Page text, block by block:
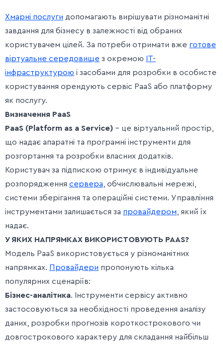
Хмарні послуги допомагають вирішувати різноманітні
завдання для бізнесу в залежності від обраних
користувачем цілей. За потреби отримати вже готове
віртуальне середовище з окремою
IT-
інфраструктурою і засобами для розробки в особисте
користування орендують сервіс PaaS або платформу
як послугу.
Визначення PaaS
PaaS (Platform as a Service) – це віртуальний простір,
що надає апаратні та програмні інструменти для
розгортання та розробки власних додатків.
Користувач за підпискою отримує в індивідуальне
розпорядження сервера , обчислювальні мережі,
системи зберігання та операційні системи. Управління
інструментами залишається за провайдером , який їх
надає.
У ЯКИХ НАПРЯМКАХ ВИКОРИСТОВУЮТЬ PAAS?
Модель PaaS використовується у різноманітних
напрямках. Провайдери пропонують кілька
популярних сценаріїв:
Бізнес-аналітика. Інструменти сервісу активно
застосовуються за необхідності проведення аналізу
даних, розробки прогнозів короткострокового чи
довгострокового характеру для складання найбільш